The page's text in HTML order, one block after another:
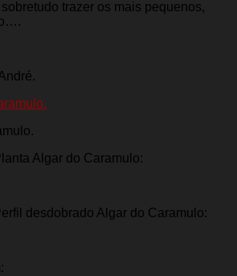
trazer os mais pequenos,
Algar do Caramulo:
desdobrado Algar do Caramulo: